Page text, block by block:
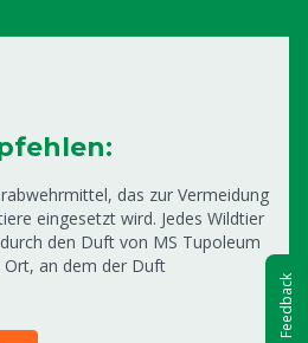
das zur Vermeidung
eingesetzt wird. Jedes Wildtier
den Duft von MS Tupoleum
an dem der Duft
Feedback